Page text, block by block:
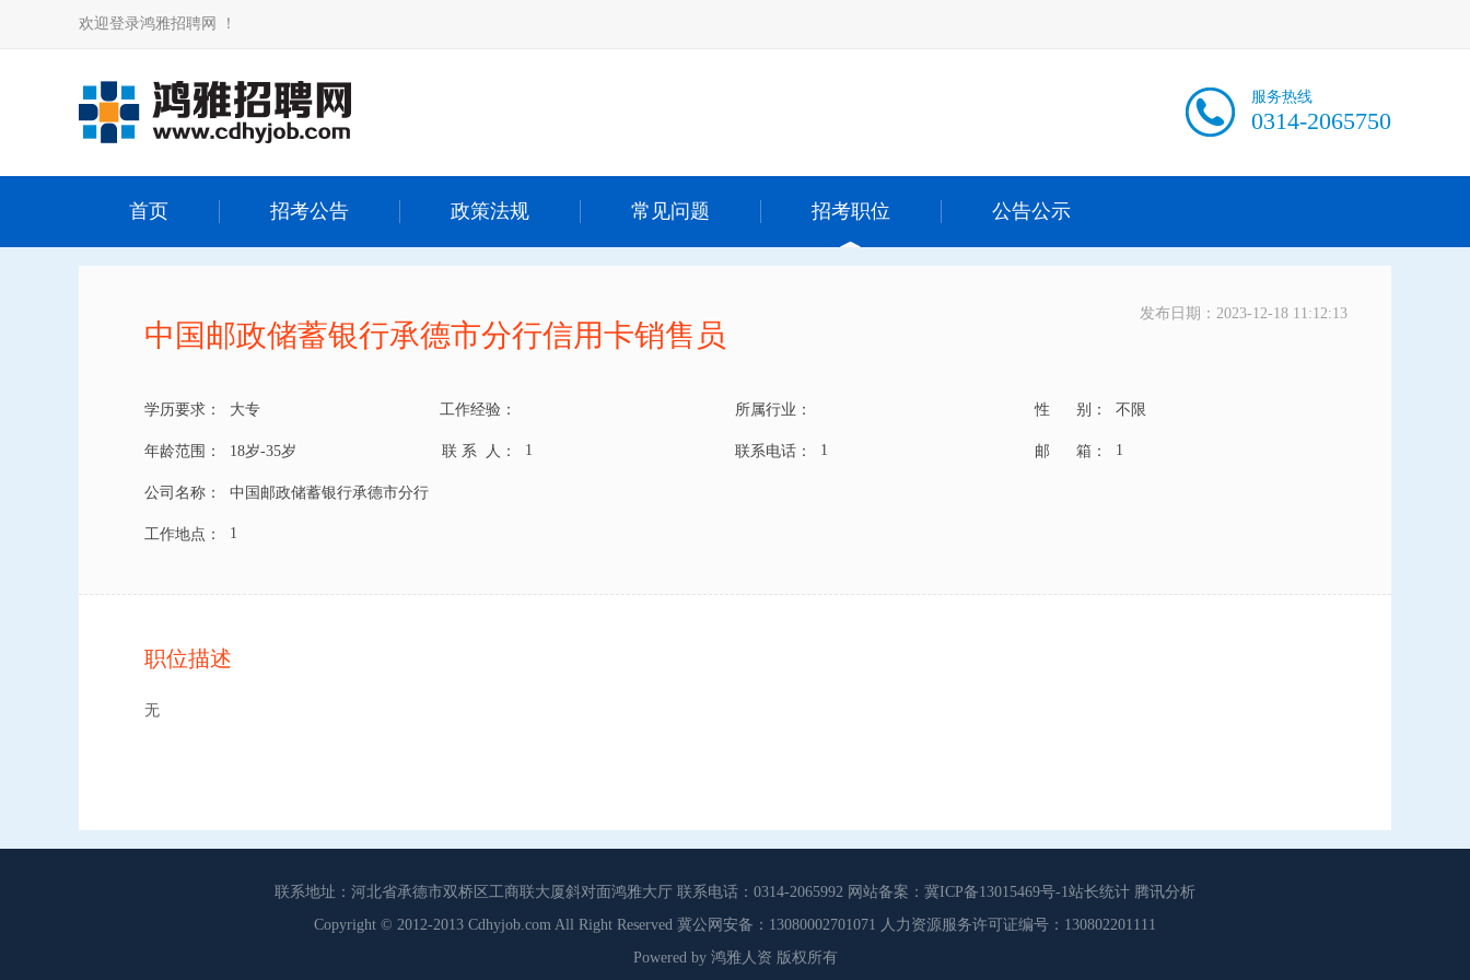
欢迎登录鸿雅招聘网 ！
服务热线
0314-2065750
首页 招考公告 政策法规 常见问题 招考职位 公告公示
发布日期：2023-12-18 11:12:13
中国邮政储蓄银行承德市分行信用卡销售员
学历要求： 大专 工作经验： 所属行业： 性 别： 不限
年龄范围： 18岁-35岁 联 系 人： 1 联系电话： 1 邮 箱： 1
公司名称： 中国邮政储蓄银行承德市分行
工作地点： 1
职位描述
无
联系地址：河北省承德市双桥区工商联大厦斜对面鸿雅大厅 联系电话：0314-2065992 网站备案：冀ICP备13015469号-1站长统计 腾讯分析
Copyright © 2012-2013 Cdhyjob.com All Right Reserved 冀公网安备：13080002701071 人力资源服务许可证编号：130802201111
Powered by 鸿雅人资 版权所有